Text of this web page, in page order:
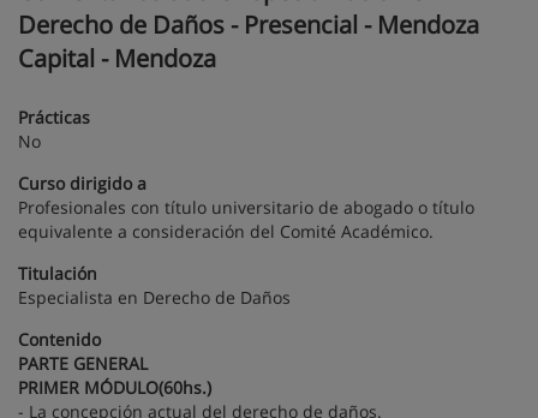
Derecho de Daños - Presencial - Mendoza
Capital - Mendoza
Prácticas
No
Curso dirigido a
Profesionales con título universitario de abogado o título
equivalente a consideración del Comité Académico.
Titulación
Especialista en Derecho de Daños
Contenido
PARTE GENERAL
PRIMER MÓDULO(60hs.)
- La concepción actual del derecho de daños.